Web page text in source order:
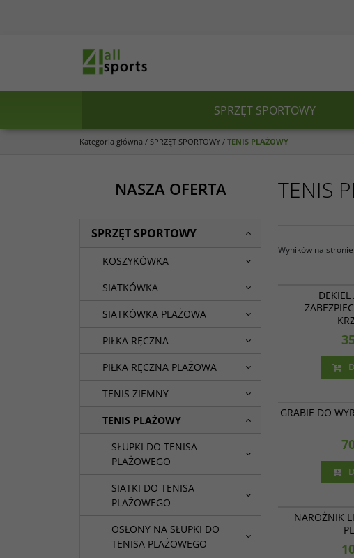
SPRZĘT SPORTOWY
Kategoria główna / SPRZĘT SPORTOWY / TENIS PLAŻOWY
TENIS
Wyników na stronie
GRABIE DO
NAROŻNIK
NASZA OFERTA
SPRZĘT SPORTOWY
KOSZYKÓWKA
SIATKÓWKA
SIATKÓWKA PLAŻOWA
PIŁKA RĘCZNA
PIŁKA RĘCZNA PLAŻOWA
TENIS ZIEMNY
TENIS PLAŻOWY
SŁUPKI DO TENISA
PLAŻOWEGO
SIATKI DO TENISA
PLAŻOWEGO
OSŁONY NA SŁUPKI DO
TENISA PLAŻOWEGO